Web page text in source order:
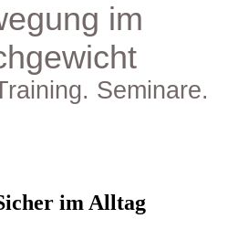
im
Seminare.
im Alltag